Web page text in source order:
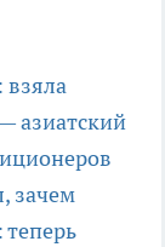
взяла
азиатский
зачем